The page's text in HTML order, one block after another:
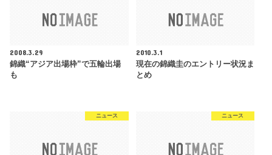
2008.3.29
錦織“アジア出場枠”で五輪出場
も
2010.3.1
現在の錦織圭のエントリー状況ま
とめ
ニュース ニュース